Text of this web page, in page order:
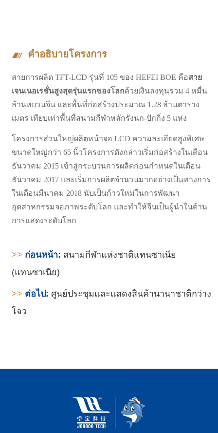
คำอธิบายโครงการ
สายการผลิต TFT-LCD รุ่นที่ 105 ของ HEFEI BOE คือสาย
เจนเนอเรชั่นสูงสุดรุ่นแรกของโลกด้วยเงินลงทุนรวม 4 หมื่น
ล้านหยวนจีน และพื้นที่ก่อสร้างประมาณ 1.28 ล้านตาราง
เมตร เทียบเท่าพื้นที่สนามกีฬาหลักรังนก-ปักกิ่ง 5 แห่ง
โครงการส่วนใหญ่ผลิตหน้าจอ LCD ความละเอียดสูงพิเศษ
ขนาดใหญ่กว่า 65 นิ้วโครงการดังกล่าวเริ่มก่อสร้างในเดือน
ธันวาคม 2015 เข้าสู่กระบวนการผลิตก่อนกำหนดในเดือน
ธันวาคม 2017 และเริ่มการผลิตจำนวนมากอย่างเป็นทางการ
ในเดือนมีนาคม 2018 นับเป็นก้าวใหม่ในการพัฒนา
อุตสาหกรรมจอภาพระดับโลก และทำให้จีนเป็นผู้นำในด้าน
การแสดงระดับโลก
>> ก่อนหน้า: สนามกีฬาแห่งชาติแทนซาเนีย
(แทนซาเนีย)
>> ต่อไป: ศูนย์ประชุมและแสดงสินค้านานาชาติกว่าง
โจว